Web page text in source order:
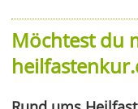
Möchtest du